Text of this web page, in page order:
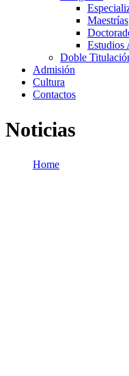
Maestrías
Estudios
Doble
Admisión
Cultura
Contactos
Noticias
Home